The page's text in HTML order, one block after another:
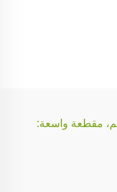
رجالي ونسائي ثقيل بوزن 270 جم، مقطعة واسعة: